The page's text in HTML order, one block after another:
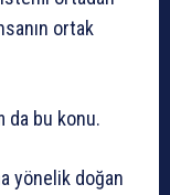
ortak
da bu konu.
yönelik doğan